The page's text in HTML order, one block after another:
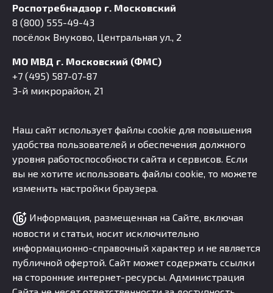
Роспотребнадзор г. Московский
8 (800) 555-49-43
посёлок Внуково, Центральная ул., 2
МО МВД г. Московский (ФМС)
+7 (495) 587-07-87
3-й микрорайон, 21
Наш сайт использует файлы cookie для повышения
удобства пользователей и обеспечения должного
уровня работоспособности сайта и сервисов. Если
вы не хотите использовать файлы cookie, то можете
изменить настройки браузера.
Информация, размещенная на Сайте, включая
новости и статьи, носит исключительно
информационно-справочный характер и не является
публичной офертой. Сайт может содержать ссылки
на сторонние интернет-ресурсы. Администрация